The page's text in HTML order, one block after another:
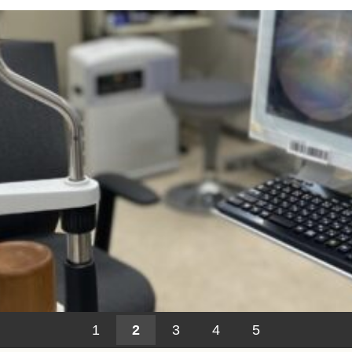
1 2 3 4 5